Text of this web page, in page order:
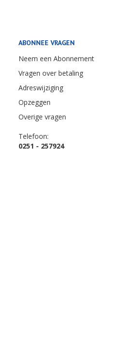
ABONNEE VRAGEN
Neem een Abonnement
Vragen over betaling
Adreswijziging
Opzeggen
Overige vragen
Telefoon:
0251 - 257924